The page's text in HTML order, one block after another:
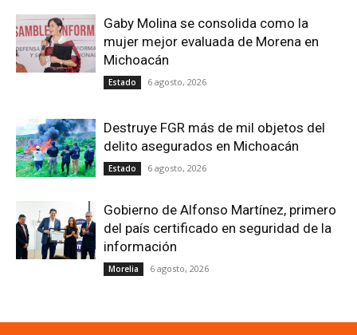
Gaby Molina se consolida como la
mujer mejor evaluada de Morena en
Michoacán
Estado 6 agosto, 2026
Destruye FGR más de mil objetos del
delito asegurados en Michoacán
Estado 6 agosto, 2026
Gobierno de Alfonso Martínez, primero
del país certificado en seguridad de la
información
Morelia 6 agosto, 2026